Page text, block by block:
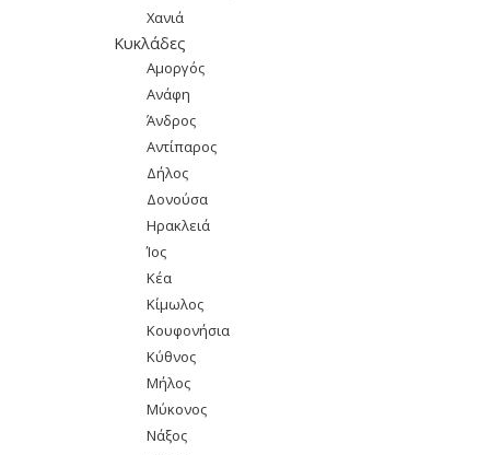
Χανιά
Κυκλάδες
Αμοργός
Ανάφη
Άνδρος
Αντίπαρος
Δήλος
Δονούσα
Ηρακλειά
Ίος
Κέα
Κίμωλος
Κουφονήσια
Κύθνος
Μήλος
Μύκονος
Νάξος